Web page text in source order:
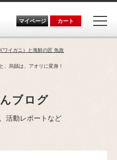
マイページ カート
ワイガニ）と海鮮の匠 魚政
烏賊は、アオリに変身！
ブログ
活動レポートなど